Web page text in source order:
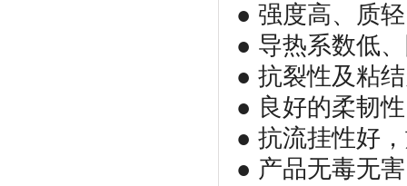
● 强度高、质
● 导热系数低
● 抗裂性及粘
● 良好的柔韧
● 抗流挂性好
● 产品无毒无